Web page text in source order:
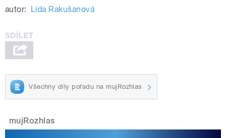
autor: Lída Rakušanová
Všechny díly pořadu na mujRozhlas
mujRozhlas